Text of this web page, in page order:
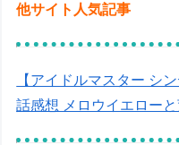
他サイト人気記事
【アイドルマスター シ
話感想 メロウイエロー